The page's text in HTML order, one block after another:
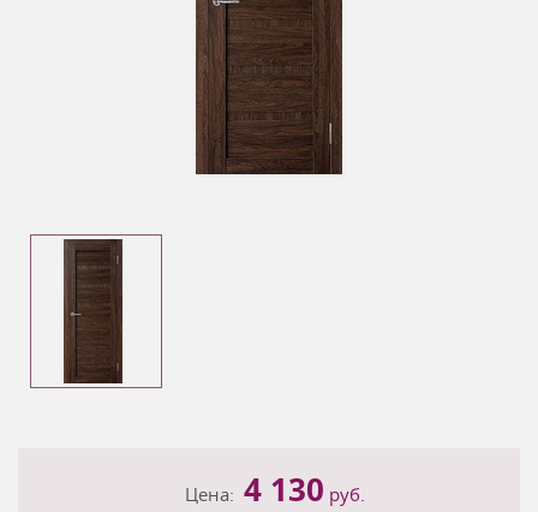
Цена: 4 130 руб.